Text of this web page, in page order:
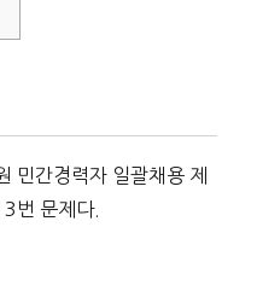
민간경력자 일괄채용 제
번 문제다.